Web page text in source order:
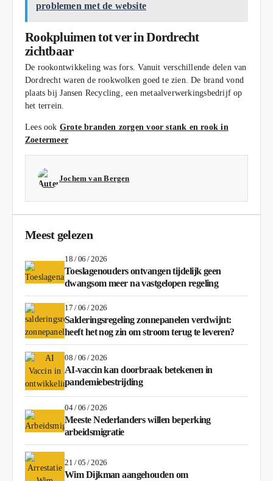
problemen met de website
Rookpluimen tot ver in Dordrecht
zichtbaar
De rookontwikkeling was fors. Vanuit verschillende delen van
Dordrecht waren de rookwolken goed te zien. De brand vond
plaats bij Jansen Recycling, een metaalverwerkingsbedrijf op
het terrein.
Lees ook Grote branden zorgen voor stank en rook in
Zoetermeer
Jochem van Bergen
Meest gelezen
18 / 06 / 2026
Toeslagenouders ontvangen tijdelijk geen
dwangsom meer na vastgelopen regeling
17 / 06 / 2026
Salderingsregeling zonnepanelen verdwijnt:
heeft het nog zin om stroom terug te leveren?
08 / 06 / 2026
AI-vaccin kan doorbraak betekenen in
pandemiebestrijding
04 / 06 / 2026
Meeste Nederlanders willen beperking
arbeidsmigratie
21 / 05 / 2026
Wim Dijkman aangehouden om